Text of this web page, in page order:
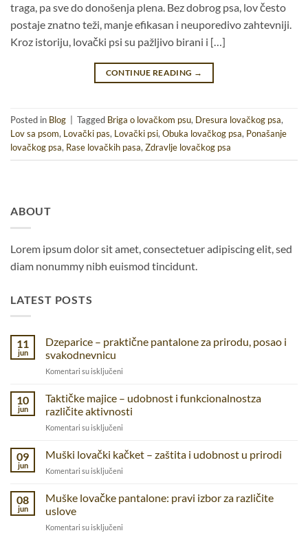
traga, pa sve do donošenja plena. Bez dobrog psa, lov često
postaje znatno teži, manje efikasan i neuporedivo zahtevniji.
Kroz istoriju, lovački psi su pažljivo birani i […]
CONTINUE READING →
Posted in Blog Tagged Briga o lovačkom psu, Dresura lovačkog psa,
Lov sa psom, Lovački pas, Lovački psi,Obuka lovačkog psa, Ponašanje
lovačkog psa, Rase lovačkih pasa,Zdravlje lovačkog psa
ABOUT
Lorem ipsum dolor sit amet, consectetuer adipiscing elit, sed
diam nonummy nibh euismod tincidunt.
LATEST POSTS
11
jun
Dzeparice – praktične pantalone za prirodu, posao i
svakodnevnicu
Komentari su isključeni
pantalone
posao
10
jun
Taktičke majice – udobnost i funkcionalnostza
različite aktivnosti
Komentari su isključeni
majice
funkcionalnostza
09
jun
Muški lovački kačket – zaštita i udobnost u prirodi
Komentari su isključeni
lovački
08
jun
Muške lovačke pantalone: pravi izbor za različite
uslove
Komentari su isključeni